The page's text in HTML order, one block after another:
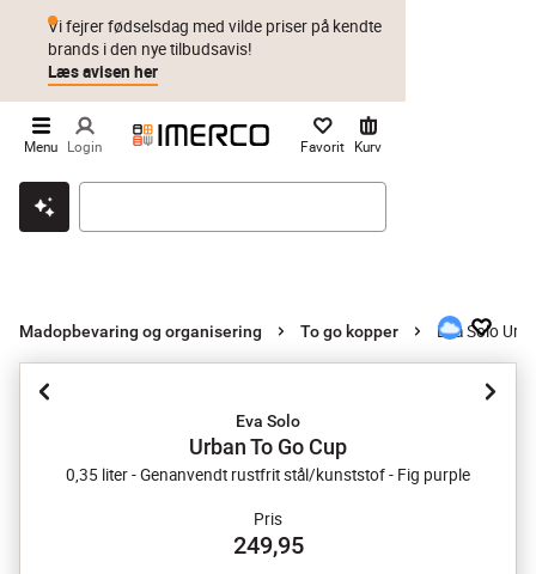
Klik & hent Byt i 1 år Prismatch
Vi fejrer fødselsdag med vilde priser på kendte
brands i den nye tilbudsavis!
Læs avisen her
Menu Login Favorit Kurv
Madopbevaring og organisering To go kopper Eva Solo
Eva Solo
Urban To Go Cup
0,35 liter - Genanvendt rustfrit stål/kunststof - Fig purple
Pris
249,95